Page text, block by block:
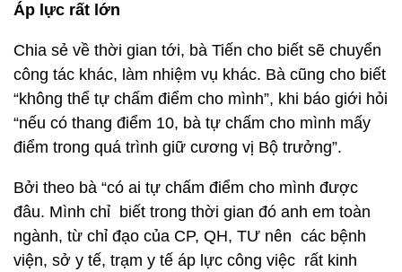
Áp lực rất lớn
Chia sẻ về thời gian tới, bà Tiến cho biết sẽ chuyển
công tác khác, làm nhiệm vụ khác. Bà cũng cho biết
“không thể tự chấm điểm cho mình”, khi báo giới hỏi
“nếu có thang điểm 10, bà tự chấm cho mình mấy
điểm trong quá trình giữ cương vị Bộ trưởng”.
Bởi theo bà “có ai tự chấm điểm cho mình được
đâu. Mình chỉ biết trong thời gian đó anh em toàn
ngành, từ chỉ đạo của CP, QH, TƯ nên các bệnh
viện, sở y tế, trạm y tế áp lực công việc rất kinh